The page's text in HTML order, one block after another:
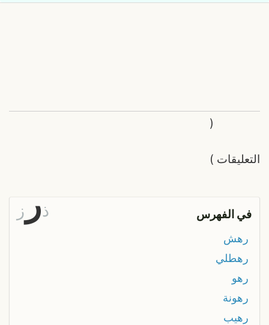
التعليقات
(
)
في الفهرس ذر ز
رهش
رهطلي
رهو
رهونة
رهيب